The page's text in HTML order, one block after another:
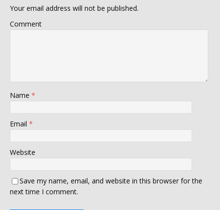
Your email address will not be published.
Comment
Name *
Email *
Website
Save my name, email, and website in this browser for the
next time I comment.